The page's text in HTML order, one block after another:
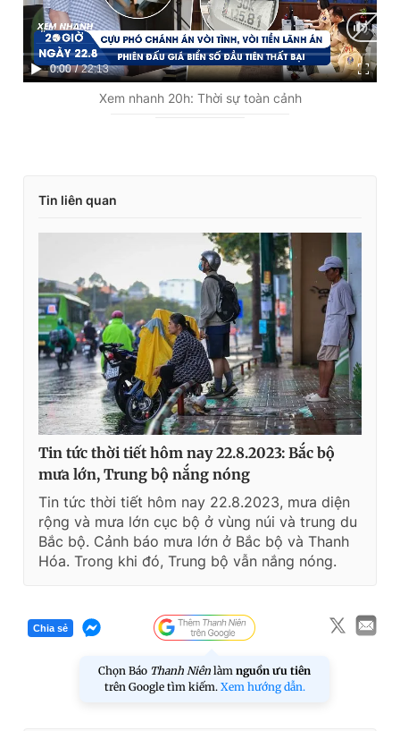
C
n
t
i
m
e
0:00 / D
i
o
22:13
Xem nhanh 20h: Thời sự toàn cảnh
Tin liên quan
Tin tức thời tiết hôm nay 22.8.2023: Bắc bộ
mưa lớn, Trung bộ nắng nóng
Tin tức thời tiết hôm nay 22.8.2023, mưa diện
rộng và mưa lớn cục bộ ở vùng núi và trung du
Bắc bộ. Cảnh báo mưa lớn ở Bắc bộ và Thanh
Hóa. Trong khi đó, Trung bộ vẫn nắng nóng.
Chia sẻ
Chọn Báo Thanh Niên làm nguồn ưu tiên
trên Google tìm kiếm. Xem hướng dẫn.